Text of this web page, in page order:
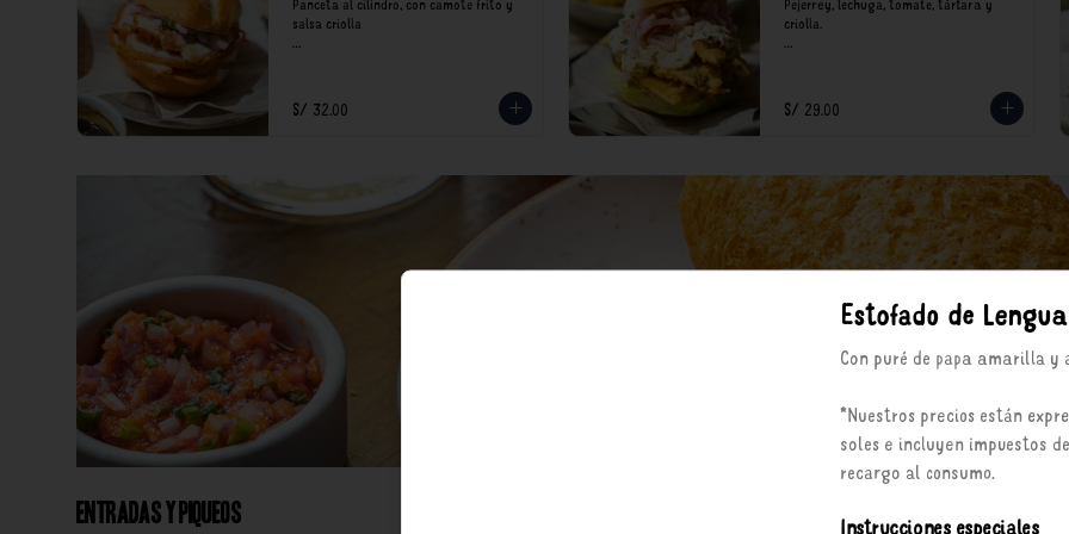
Panceta al cilindro, con camote frito y
salsa criolla
recargo al consumo.
S/ 32.00
Pejerrey, lechuga, tomate, tártara y
criolla.
recargo al consumo.
S/ 29.00
Entradas y Piqueos
Estofado de Lengua
Con puré de papa amarilla y
*Nuestros precios están
soles e incluyen impuestos
recargo al consumo.
Instrucciones especiales